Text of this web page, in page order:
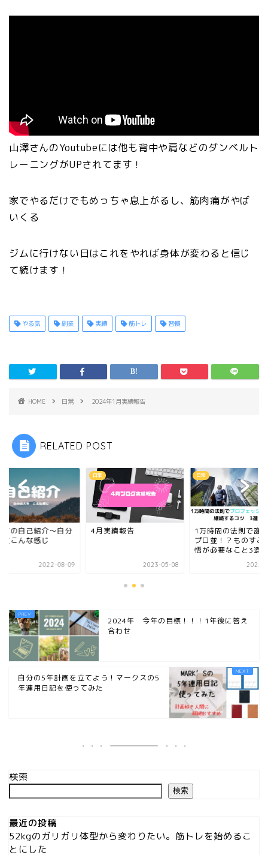
山澤さんのYoutubeには他も背中や肩などのダンベルト
レーニングがUPされてます！
家でやるだけでもめっちゃ息上がるし、筋肉痛がやば
いくる
ジムに行けない日はこれをやれば身体が変わると信じ
て続けます！
やる気 副業 実績 筋トレ 習慣
HOME 日常 2024年1月実績報告
RELATED POST
ての自己紹介〜自分
生こんな感じ
2022-08-09
日常
4月実績報告
2023-05-08
日常
1万時間の法則で誰
プロ並！？ものすご
悟が必要なこと3選
2022-
2024年 今年の目標！！！1年後に答え
合わせ
自分の5年計画を立てよう！マークスの5
年連用日記を使ってみた
検索
検索
最近の投稿
52kgのガリガリ体型から変わりたい。筋トレを始めるこ
とにした